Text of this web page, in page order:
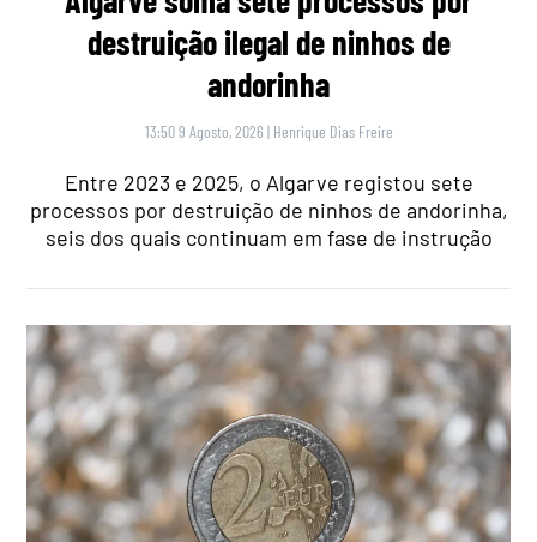
destruição ilegal de ninhos de
andorinha
13:50 9 Agosto, 2026 | Henrique Dias Freire
Entre 2023 e 2025, o Algarve registou sete
processos por destruição de ninhos de andorinha,
seis dos quais continuam em fase de instrução